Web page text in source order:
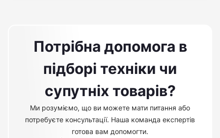
Потрібна допомога в
підборі техніки чи
супутніх товарів?
Ми розуміємо, що ви можете мати питання або
потребуєте консультації. Наша команда експертів
готова вам допомогти.